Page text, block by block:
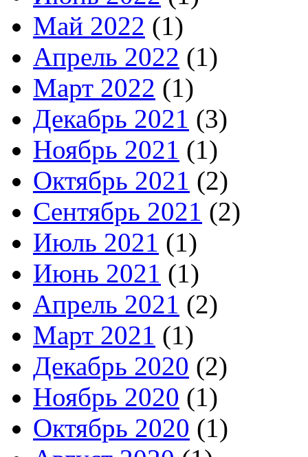
Май 2022 (1)
Апрель 2022 (1)
Март 2022 (1)
Декабрь 2021 (3)
Ноябрь 2021 (1)
Октябрь 2021 (2)
Сентябрь 2021 (2)
Июль 2021 (1)
Июнь 2021 (1)
Апрель 2021 (2)
Март 2021 (1)
Декабрь 2020 (2)
Ноябрь 2020 (1)
Октябрь 2020 (1)